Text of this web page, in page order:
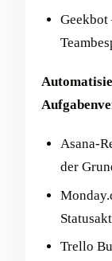
Asana-
der
Trello